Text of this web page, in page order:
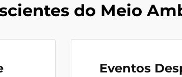
do Meio
Eventos